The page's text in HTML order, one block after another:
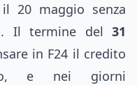
20 maggio senza
Il termine del 31
in F24 il credito
e nei giorni